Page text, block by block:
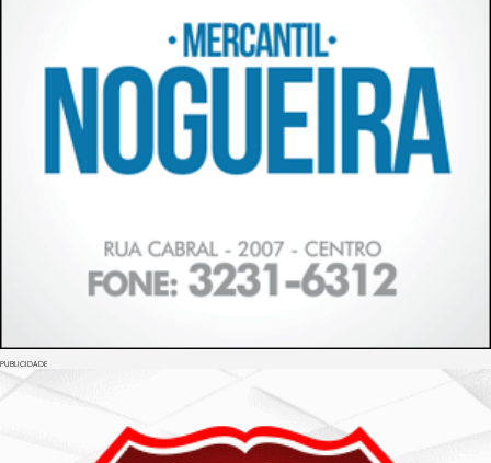
PUBLICIDADE